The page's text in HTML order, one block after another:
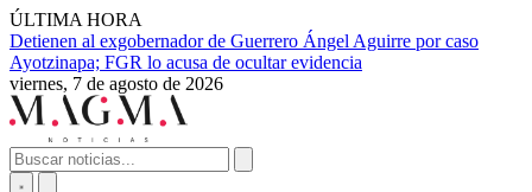
ÚLTIMA HORA
Detienen al exgobernador de Guerrero Ángel Aguirre por caso
Ayotzinapa; FGR lo acusa de ocultar evidencia
viernes, 7 de agosto de 2026